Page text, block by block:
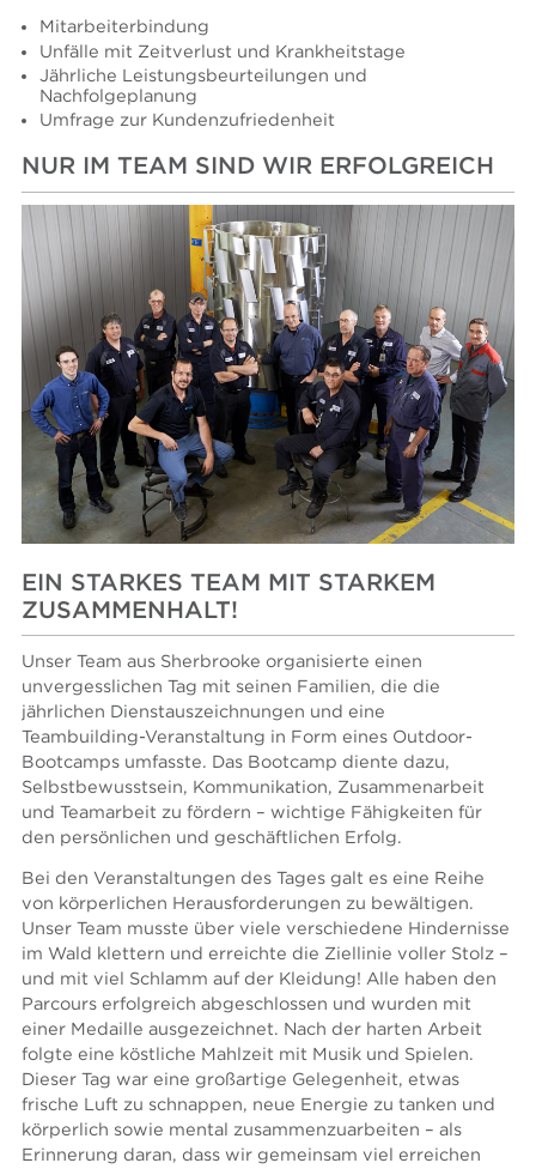
Mitarbeiterbindung
Unfälle mit Zeitverlust und Krankheitstage
Jährliche Leistungsbeurteilungen und
Nachfolgeplanung
Umfrage zur Kundenzufriedenheit
NUR IM TEAM SIND WIR ERFOLGREICH
EIN STARKES TEAM MIT STARKEM
ZUSAMMENHALT!
Unser Team aus Sherbrooke organisierte einen
unvergesslichen Tag mit seinen Familien, die die
jährlichen Dienstauszeichnungen und eine
Teambuilding-Veranstaltung in Form eines Outdoor-
Bootcamps umfasste. Das Bootcamp diente dazu,
Selbstbewusstsein, Kommunikation, Zusammenarbeit
und Teamarbeit zu fördern – wichtige Fähigkeiten für
den persönlichen und geschäftlichen Erfolg.
Bei den Veranstaltungen des Tages galt es eine Reihe
von körperlichen Herausforderungen zu bewältigen.
Unser Team musste über viele verschiedene Hindernisse
im Wald klettern und erreichte die Ziellinie voller Stolz –
und mit viel Schlamm auf der Kleidung! Alle haben den
Parcours erfolgreich abgeschlossen und wurden mit
einer Medaille ausgezeichnet. Nach der harten Arbeit
folgte eine köstliche Mahlzeit mit Musik und Spielen.
Dieser Tag war eine großartige Gelegenheit, etwas
frische Luft zu schnappen, neue Energie zu tanken und
körperlich sowie mental zusammenzuarbeiten – als
Erinnerung daran, dass wir gemeinsam viel erreichen